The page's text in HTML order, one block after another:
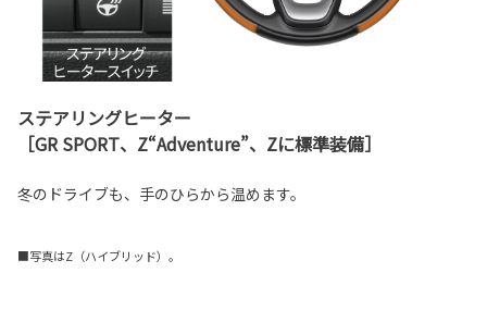
ステアリングヒーター
［GR SPORT、Z“Adventure”、Zに標準装備］
冬のドライブも、手のひらから温めます。
■写真はZ（ハイブリッド）。